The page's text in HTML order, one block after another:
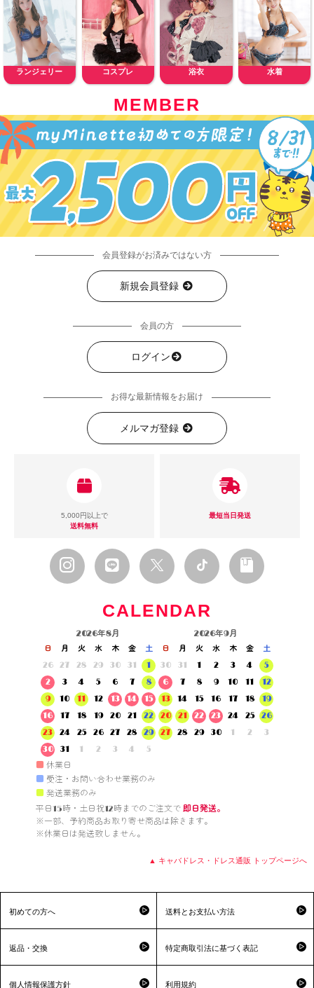
ランジェリー コスプレ 浴衣 水着
MEMBER
会員登録がお済みではない方
新規会員登録
会員の方
ログイン
お得な最新情報をお届け
メルマガ登録
5,000円以上で
送料無料
最短当日発送
CALENDAR
2026年8月
日 月 火 水 木 金
土
26
27 28 29 30 31
1
2
3 4 5 6 7
8
9
10 11 12 13 14
15
16
17 18 19 20 21
22
23
24 25 26 27 28
29
30
31 1 2 3 4 5
2026年9月
日 月 火 水 木 金
土
30
31 1 2 3 4
5
6
7 8 9 10 11
12
13
14 15 16 17 18
19
20
21 22 23 24 25
26
27
28 29 30 1 2 3
■ 休業日
■ 受注・お問い合わせ業務のみ
■ 発送業務のみ
平日15時・土日祝12時までのご注文で 即日発送。
※一部、予約商品お取り寄せ商品は除きます。
※休業日は発送致しません。
▲ キャバドレス・ドレス通販 トップページへ
初めての方へ 送料とお支払い方法
返品・交換 特定商取引法に基づく表記
個人情報保護方針 利用規約